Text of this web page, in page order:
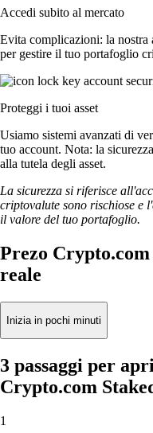
Accedi subito al mercato
Evita complicazioni: la nostra
per gestire il tuo portafoglio
Proteggi i tuoi asset
Usiamo sistemi avanzati di
tuo account. Nota: la
alla tutela degli asset.
La sicurezza si riferisce
criptovalute sono rischiose e
il valore del tuo portafoglio.
Prezo
reale
Inizia in pochi minuti
3 passaggi per
Crypto.com
1